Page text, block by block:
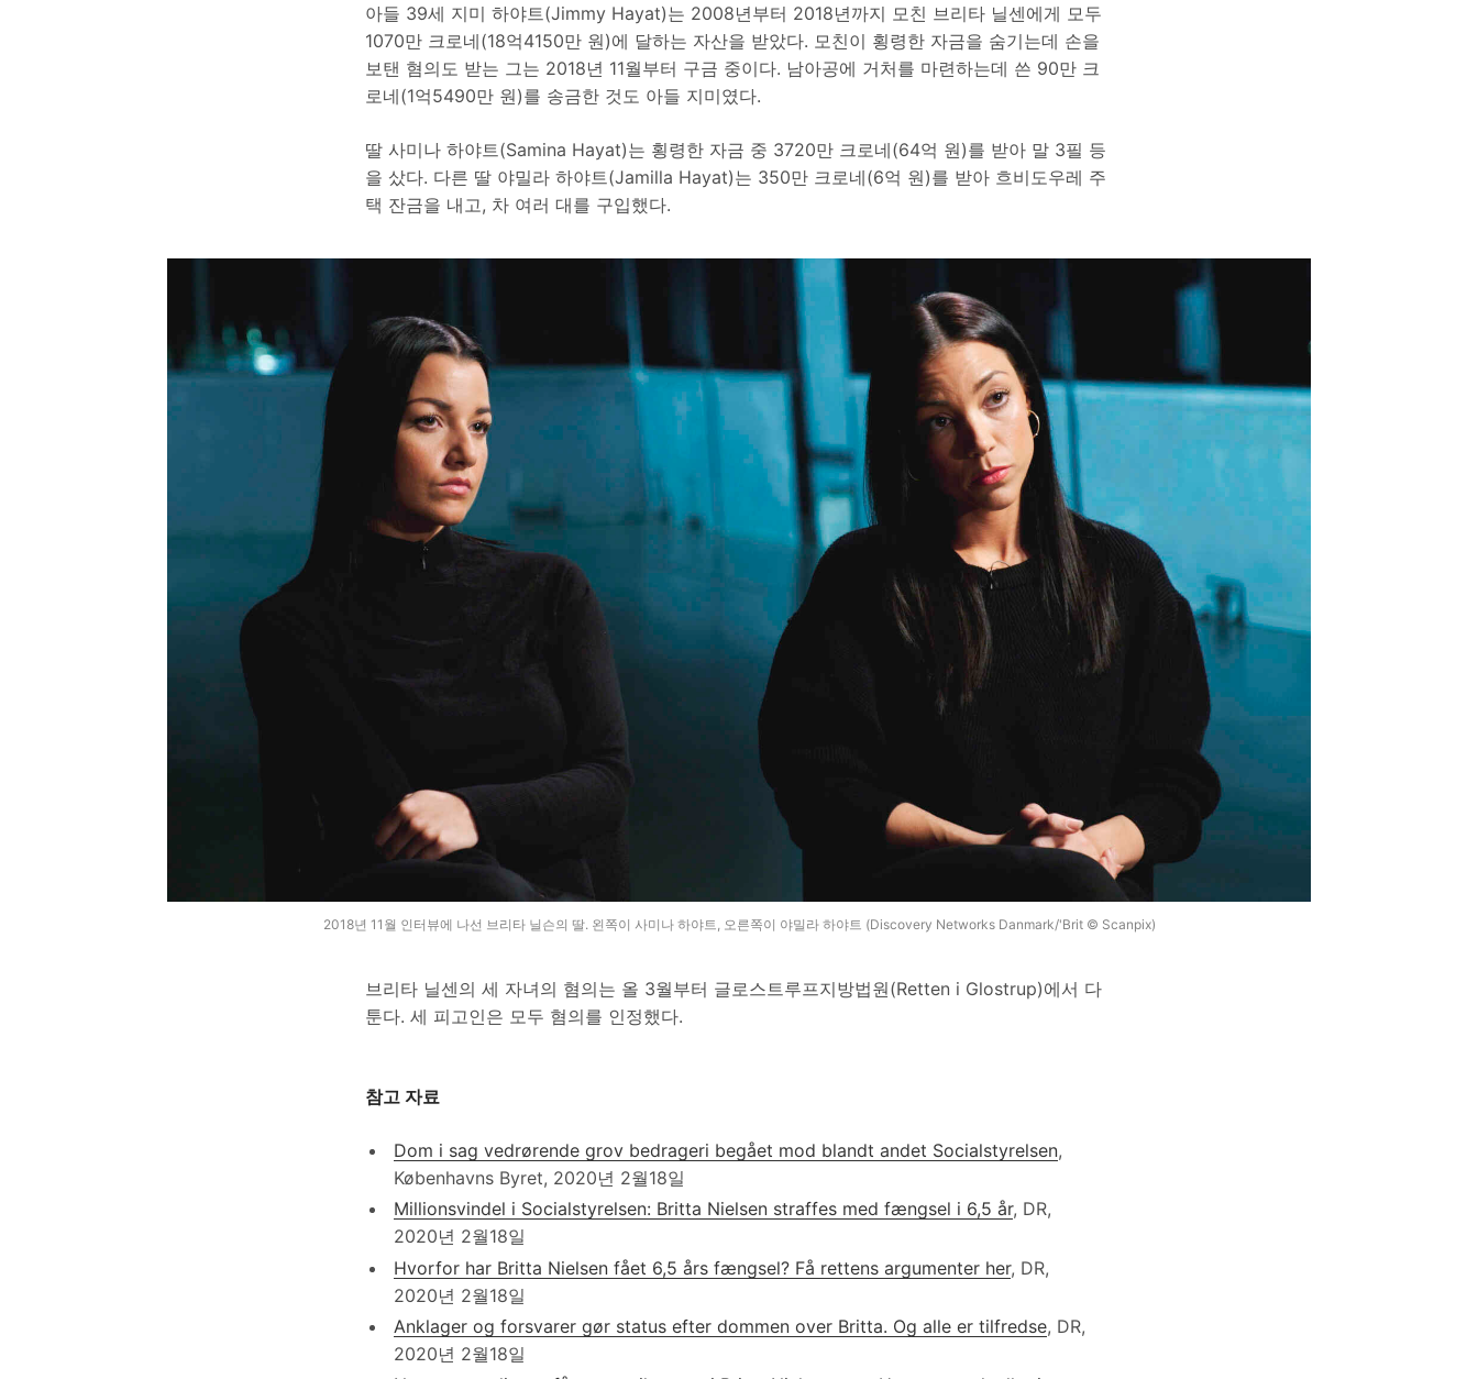
아들 39세 지미 하야트(Jimmy Hayat)는 2008년부터 2018년까지 모친 브리타 닐센에게 모두
1070만 크로네(18억4150만 원)에 달하는 자산을 받았다. 모친이 횡령한 자금을 숨기는데 손을
보탠 혐의도 받는 그는 2018년 11월부터 구금 중이다. 남아공에 거처를 마련하는데 쓴 90만 크
로네(1억5490만 원)를 송금한 것도 아들 지미였다.
딸 사미나 하야트(Samina Hayat)는 횡령한 자금 중 3720만 크로네(64억 원)를 받아 말 3필 등
을 샀다. 다른 딸 야밀라 하야트(Jamilla Hayat)는 350만 크로네(6억 원)를 받아 흐비도우레 주
택 잔금을 내고, 차 여러 대를 구입했다.
2018년 11월 인터뷰에 나선 브리타 닐슨의 딸. 왼쪽이 사미나 하야트, 오른쪽이 야밀라 하야트 (Discovery Networks Danmark/'Brit © Scanpix)
브리타 닐센의 세 자녀의 혐의는 올 3월부터 글로스트루프지방법원(Retten i Glostrup)에서 다
툰다. 세 피고인은 모두 혐의를 인정했다.
참고 자료
Dom i sag vedrørende grov bedrageri begået mod blandt andet Socialstyrelsen,
Københavns Byret, 2020년 2월18일
Millionsvindel i Socialstyrelsen: Britta Nielsen straffes med fængsel i 6,5 år, DR,
2020년 2월18일
Hvorfor har Britta Nielsen fået 6,5 års fængsel? Få rettens argumenter her, DR,
2020년 2월18일
Anklager og forsvarer gør status efter dommen over Britta. Og alle er tilfredse, DR,
2020년 2월18일